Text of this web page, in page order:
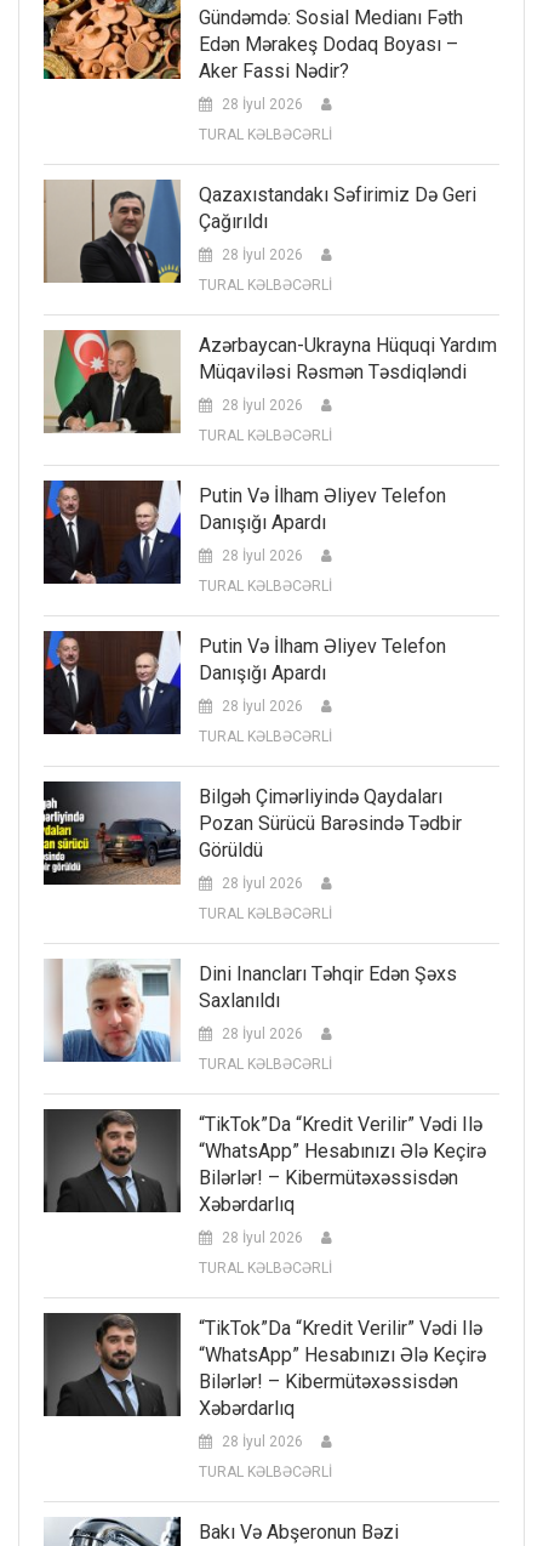
Gündəmdə: Sosial Medianı Fəth
Edən Mərakeş Dodaq Boyası –
Aker Fassi Nədir?
28 İyul 2026
TURAL KƏLBƏCƏRLİ
Qazaxıstandakı Səfirimiz Də Geri
Çağırıldı
28 İyul 2026
TURAL KƏLBƏCƏRLİ
Azərbaycan-Ukrayna Hüquqi Yardım
Müqaviləsi Rəsmən Təsdiqləndi
28 İyul 2026
TURAL KƏLBƏCƏRLİ
Putin Və İlham Əliyev Telefon
Danışığı Apardı
28 İyul 2026
TURAL KƏLBƏCƏRLİ
Putin Və İlham Əliyev Telefon
Danışığı Apardı
28 İyul 2026
TURAL KƏLBƏCƏRLİ
Bilgəh Çimərliyində Qaydaları
Pozan Sürücü Barəsində Tədbir
Görüldü
28 İyul 2026
TURAL KƏLBƏCƏRLİ
Dini Inancları Təhqir Edən Şəxs
Saxlanıldı
28 İyul 2026
TURAL KƏLBƏCƏRLİ
“TikTok”da “kredit Verilir” Vədi Ilə
“WhatsApp” Hesabınızı Ələ Keçirə
Bilərlər! – Kibermütəxəssisdən
Xəbərdarlıq
28 İyul 2026
TURAL KƏLBƏCƏRLİ
“TikTok”da “kredit Verilir” Vədi Ilə
“WhatsApp” Hesabınızı Ələ Keçirə
Bilərlər! – Kibermütəxəssisdən
Xəbərdarlıq
28 İyul 2026
TURAL KƏLBƏCƏRLİ
Bakı Və Abşeronun Bəzi